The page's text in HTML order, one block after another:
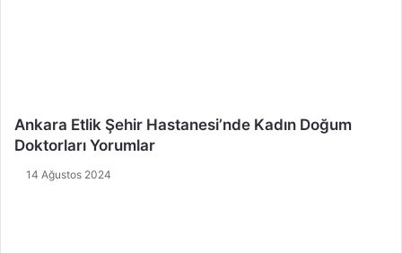
Ankara Etlik Şehir Hastanesi’nde Kadın Doğum
Doktorları Yorumlar
14 Ağustos 2024